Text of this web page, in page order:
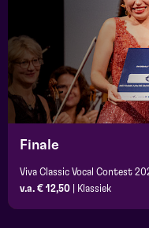
Finale
Viva Classic Vocal Contest
v.a. € 12,50
Klassiek